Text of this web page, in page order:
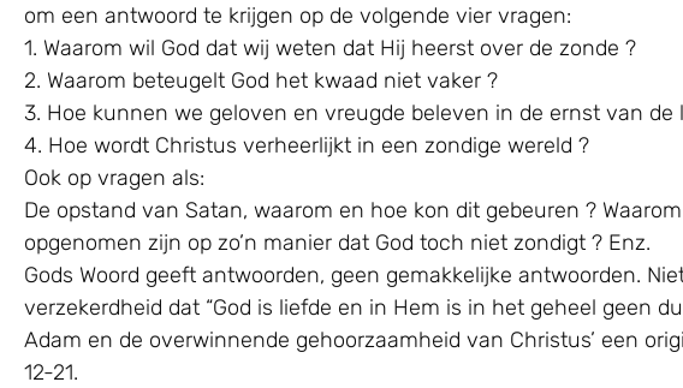
om een antwoord te krijgen op de volgende vier vragen:
1. Waarom wil God dat wij weten dat Hij heerst over de zonde ?
2. Waarom beteugelt God het kwaad niet vaker ?
3. Hoe kunnen we geloven en vreugde beleven in de ernst van de
4. Hoe wordt Christus verheerlijkt in een zondige wereld ?
Ook op vragen als:
De opstand van Satan, waarom en hoe kon dit gebeuren ?
opgenomen zijn op zo’n manier dat God toch niet zondigt ? Enz.
Gods Woord geeft antwoorden, geen gemakkelijke antwoorden.
verzekerdheid dat “God is liefde en in Hem is in het geheel geen
Adam en de overwinnende gehoorzaamheid van Christus’ een
12-21.